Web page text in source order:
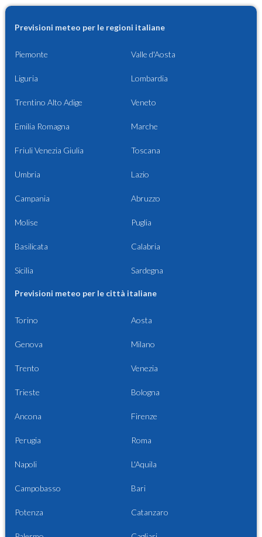
Previsioni meteo per le regioni italiane
Piemonte Valle d'Aosta
Liguria Lombardia
Trentino Alto Adige Veneto
Emilia Romagna Marche
Friuli Venezia Giulia Toscana
Umbria Lazio
Campania Abruzzo
Molise Puglia
Basilicata Calabria
Sicilia Sardegna
Previsioni meteo per le città italiane
Torino Aosta
Genova Milano
Trento Venezia
Trieste Bologna
Ancona Firenze
Perugia Roma
Napoli L'Aquila
Campobasso Bari
Potenza Catanzaro